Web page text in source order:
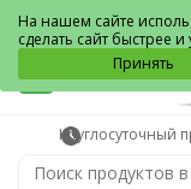
Киров
Круглосуточный
На нашем сайте
сделать сайт быстрее
Принять